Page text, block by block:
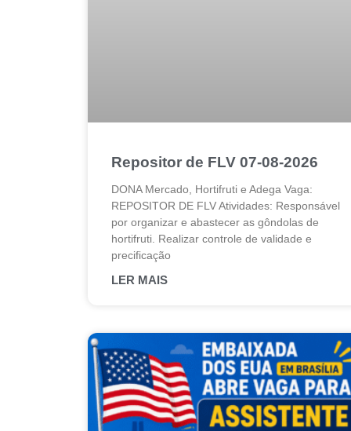
Repositor de FLV 07-08-2026
DONA Mercado, Hortifruti e Adega Vaga:
REPOSITOR DE FLV Atividades: Responsável
por organizar e abastecer as gôndolas de
hortifruti. Realizar controle de validade e
precificação
LER MAIS